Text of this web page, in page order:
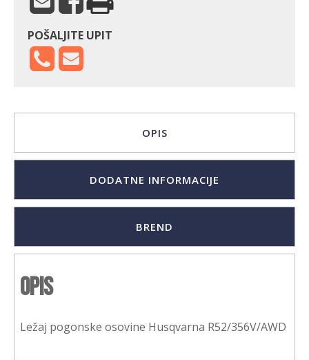
POŠALJITE UPIT
OPIS
DODATNE INFORMACIJE
BREND
Opis
Ležaj pogonske osovine Husqvarna R52/356V/AWD